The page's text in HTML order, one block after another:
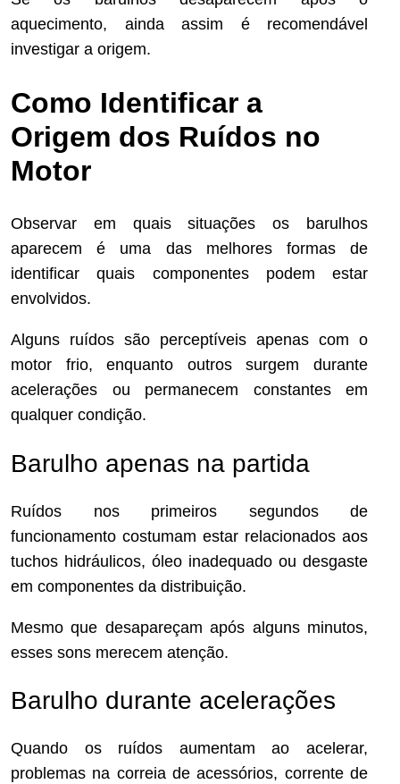
aquecimento, ainda assim é recomendável
investigar a origem.
Como Identificar a
Origem dos Ruídos no
Motor
Observar em quais situações os barulhos
aparecem é uma das melhores formas de
identificar quais componentes podem estar
envolvidos.
Alguns ruídos são perceptíveis apenas com o
motor frio, enquanto outros surgem durante
acelerações ou permanecem constantes em
qualquer condição.
Barulho apenas na partida
Ruídos nos primeiros segundos de
funcionamento costumam estar relacionados aos
tuchos hidráulicos, óleo inadequado ou desgaste
em componentes da distribuição.
Mesmo que desapareçam após alguns minutos,
esses sons merecem atenção.
Barulho durante acelerações
Quando os ruídos aumentam ao acelerar,
problemas na correia de acessórios, corrente de